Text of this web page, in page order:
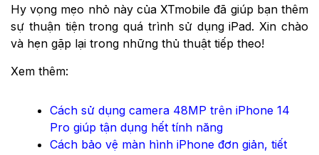
Hy vọng mẹo nhỏ này của XTmobile đã giúp bạn thêm
sự thuận tiện trong quá trình sử dụng iPad. Xin chào
và hẹn gặp lại trong những thủ thuật tiếp theo!
Xem thêm:
Cách sử dụng camera 48MP trên iPhone 14
Pro giúp tận dụng hết tính năng
Cách bảo vệ màn hình iPhone đơn giản, tiết